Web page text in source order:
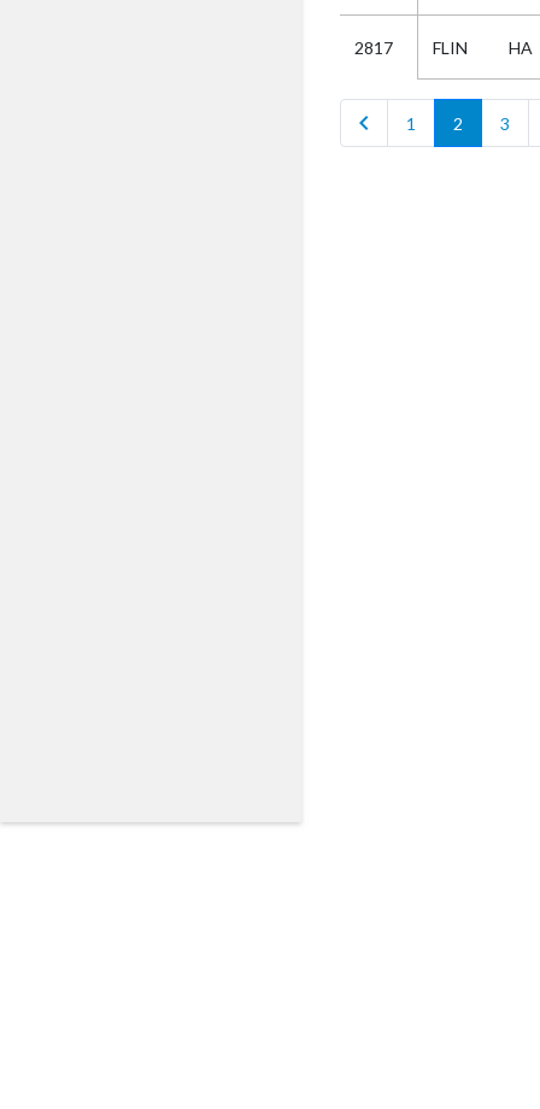
2817 FLIN HA
chevron_left 1 2 3